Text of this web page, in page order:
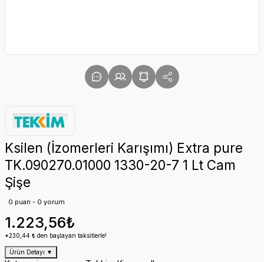
Ksilen (İzomerleri Karışımı) Extra pure
TK.090270.01000 1330-20-7 1 Lt Cam
Şişe
0 puan - 0 yorum
1.223,56₺
*230,44 ₺ den başlayan taksitlerle!
Ürün Detayı ▼